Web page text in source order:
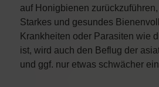
auf Honigbienen
Starkes und gesundes
Krankheiten oder Parasiten wie
ist, wird auch den Beflug der
und ggf. nur etwas schwächer